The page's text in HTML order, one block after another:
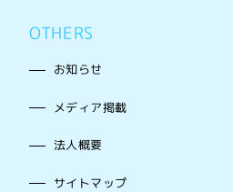
OTHERS
お知らせ
メディア掲載
法人概要
サイトマップ